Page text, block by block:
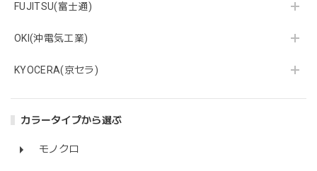
FUJITSU(富士通)
OKI(沖電気工業)
KYOCERA(京セラ)
カラータイプから選ぶ
モノクロ